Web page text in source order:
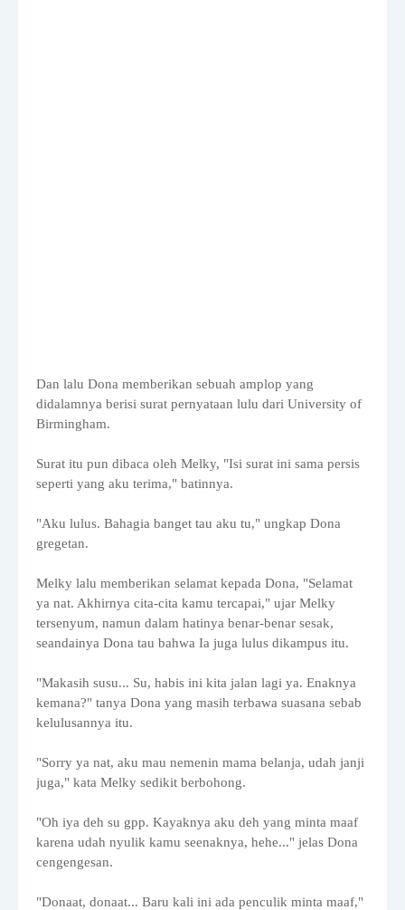
Dan lalu Dona memberikan sebuah amplop yang
didalamnya berisi surat pernyataan lulu dari University of
Birmingham.
Surat itu pun dibaca oleh Melky, "Isi surat ini sama persis
seperti yang aku terima," batinnya.
"Aku lulus. Bahagia banget tau aku tu," ungkap Dona
gregetan.
Melky lalu memberikan selamat kepada Dona, "Selamat
ya nat. Akhirnya cita-cita kamu tercapai," ujar Melky
tersenyum, namun dalam hatinya benar-benar sesak,
seandainya Dona tau bahwa Ia juga lulus dikampus itu.
"Makasih susu... Su, habis ini kita jalan lagi ya. Enaknya
kemana?" tanya Dona yang masih terbawa suasana sebab
kelulusannya itu.
"Sorry ya nat, aku mau nemenin mama belanja, udah janji
juga," kata Melky sedikit berbohong.
"Oh iya deh su gpp. Kayaknya aku deh yang minta maaf
karena udah nyulik kamu seenaknya, hehe..." jelas Dona
cengengesan.
"Donaat, donaat... Baru kali ini ada penculik minta maaf,"